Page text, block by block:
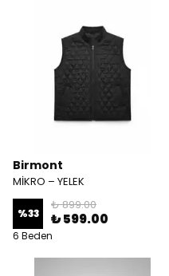
Birmont
MİKRO – YELEK
%33
₺ 899.00
₺ 599.00
6 Beden